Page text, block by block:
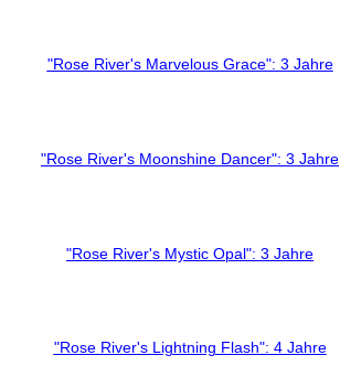
"Rose River's Marvelous Grace": 3 Jahre
"Rose River's Moonshine Dancer": 3 Jahre
"Rose River's Mystic Opal": 3 Jahre
"Rose River's Lightning Flash": 4 Jahre